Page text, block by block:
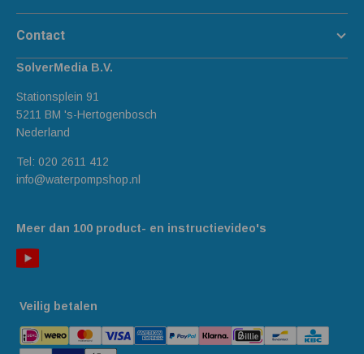
Meer dan 100 product- en instructievideo's
Contact
SolverMedia B.V.
Stationsplein 91
5211 BM 's-Hertogenbosch
Nederland
Tel: 020 2611 412
info@waterpompshop.nl
Veilig betalen